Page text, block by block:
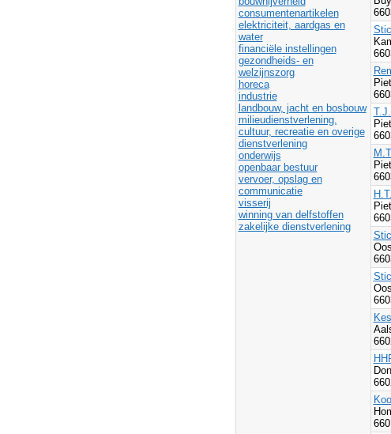
consumentenartikelen
elektriciteit, aardgas en
water
financiële instellingen
gezondheids- en
welzijnszorg
horeca
industrie
landbouw, jacht en bosbouw
milieudienstverlening,
cultuur, recreatie en overige
dienstverlening
onderwijs
openbaar bestuur
vervoer, opslag en
communicatie
visserij
winning van delfstoffen
zakelijke dienstverlening